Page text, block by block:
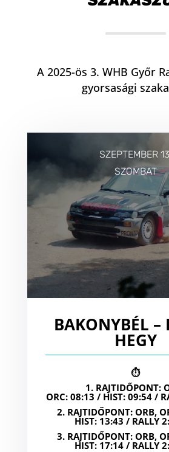
A 2025-ös 3. WHB Győr
gyorsasági
SZEPTEMBER
SZOMBAT
BAKONYBÉL –
HEGY
⏱
1. RAJTIDŐPONT:
ORC: 08:13 / HIST: 09:54 /
2. RAJTIDŐPONT: ORB,
HIST: 13:43 / RALLY
3. RAJTIDŐPONT: ORB,
HIST: 17:14 / RALLY